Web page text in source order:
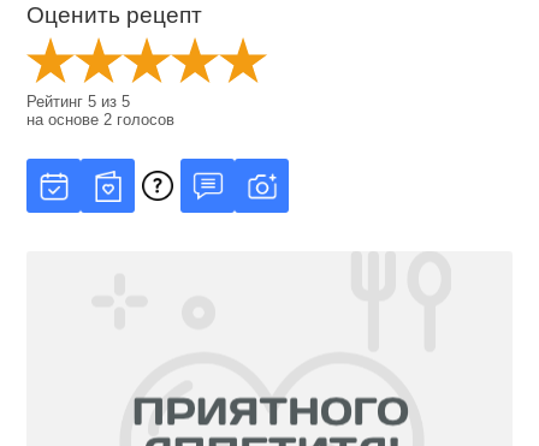
Оценить рецепт
Рейтинг5 из5
на основе 2 голосов